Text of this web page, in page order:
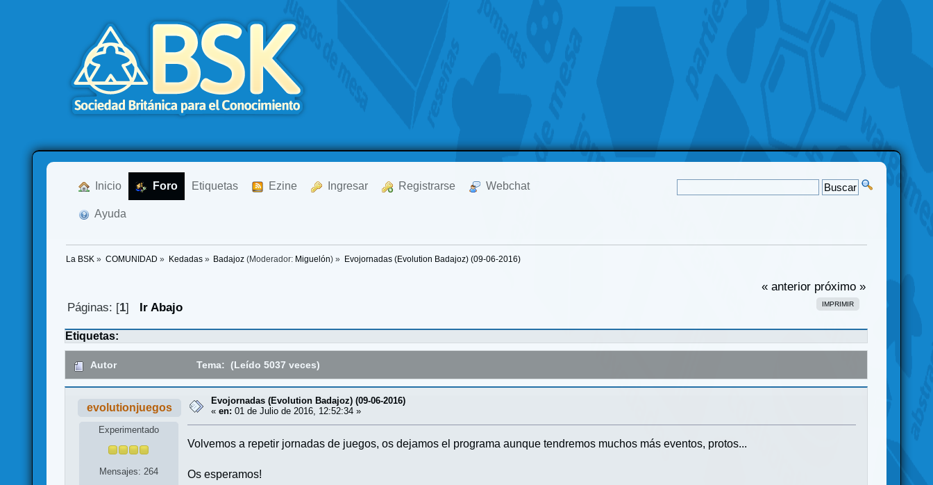
Inicio Foro Etiquetas Ezine Ingresar Registrarse Webchat
Ayuda
La BSK » COMUNIDAD » Kedadas» Badajoz (Moderador: Miguelón) » Evojornadas (Evolution Badajoz) (09-06-2016)
« anterior próximo »
IMPRIMIR
Páginas: [1] Ir Abajo
Etiquetas:
Autor Tema: (Leído 5037 veces)
evolutionjuegos
Experimentado
Mensajes: 264
Evojornadas (Evolution Badajoz) (09-06-2016)
«en: 01 de Julio de 2016, 12:52:34 »
Volvemos a repetir jornadas de juegos, os dejamos el programa aunque tendremos muchos más eventos, protos...
Os esperamos!